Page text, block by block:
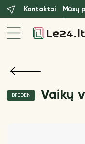
Kontaktai Mūsų
BREDEN Vaikų